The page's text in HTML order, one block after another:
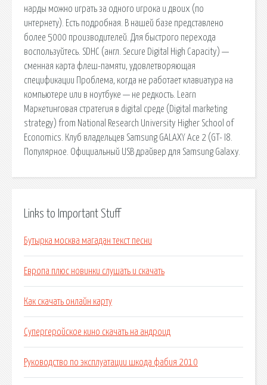
нарды можно играть за одного игрока и двоих (по
интернету). Есть подробная. В нашей базе представлено
более 5000 производителей. Для быстрого перехода
воспользуйтесь. SDHC (англ. Secure Digital High Capacity) —
сменная карта флеш-памяти, удовлетворяющая
спецификации Проблема, когда не работает клавиатура на
компьютере или в ноутбуке — не редкость. Learn
Маркетинговая стратегия в digital среде (Digital marketing
strategy) from National Research University Higher School of
Economics. Клуб владельцев Samsung GALAXY Ace 2 (GT- I8.
Популярное. Официальный USB драйвер для Samsung Galaxy.
Links to Important Stuff
Бутырка москва магадан текст песни
Европа плюс новинки слушать и скачать
Как скачать онлайн карту
Супергеройское кино скачать на андроид
Руководство по эксплуатации шкода фабия 2010